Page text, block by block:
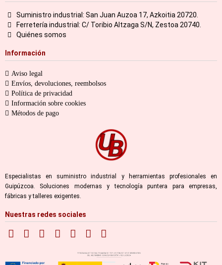
Suministro industrial: San Juan Auzoa 17, Azkoitia 20720.
Ferretería industrial: C/ Toribio Altzaga S/N, Zestoa 20740.
Quiénes somos
Información
Aviso legal
Envíos, devoluciones, reembolsos
Política de privacidad
Información sobre cookies
Métodos de pago
Especialistas en suministro industrial y herramientas profesionales en
Guipúzcoa. Soluciones modernas y tecnología puntera para empresas,
fábricas y talleres exigentes.
Nuestras redes sociales